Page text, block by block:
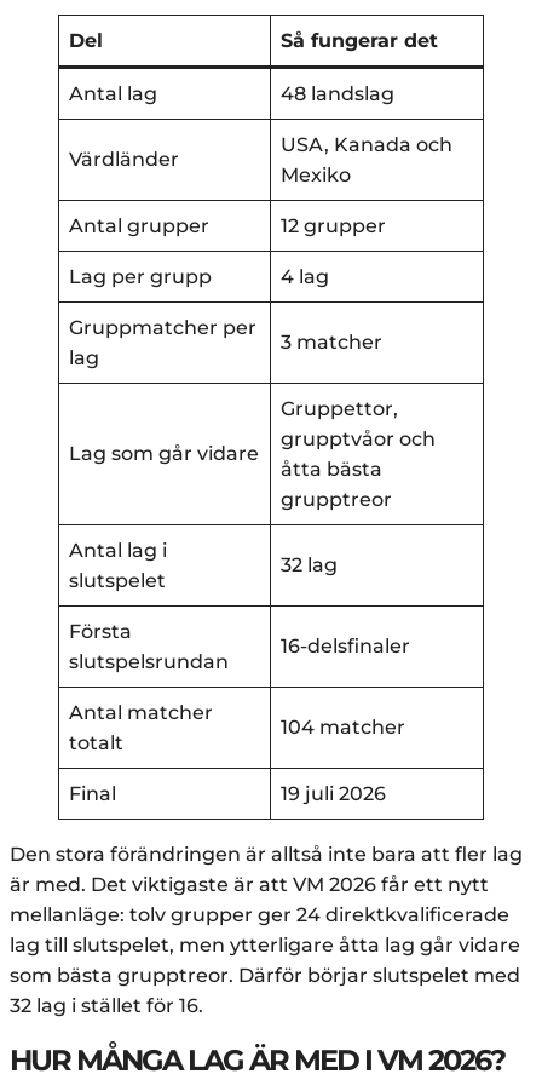
Del Så fungerar det
Antal lag 48 landslag
Värdländer
USA, Kanada och
Mexiko
Antal grupper 12 grupper
Lag per grupp 4 lag
Gruppmatcher per
lag
3 matcher
Lag som går vidare
Gruppettor,
grupptvåor och
åtta bästa
grupptreor
Antal lag i
slutspelet
32 lag
Första
slutspelsrundan
16-delsfinaler
Antal matcher
totalt
104 matcher
Final 19 juli 2026
Den stora förändringen är alltså inte bara att fler lag
är med. Det viktigaste är att VM 2026 får ett nytt
mellanläge: tolv grupper ger 24 direktkvalificerade
lag till slutspelet, men ytterligare åtta lag går vidare
som bästa grupptreor. Därför börjar slutspelet med
32 lag i stället för 16.
HUR MÅNGA LAG ÄR MED I VM 2026?